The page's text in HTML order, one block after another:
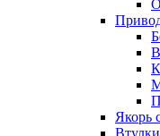
Якорь
Втулки